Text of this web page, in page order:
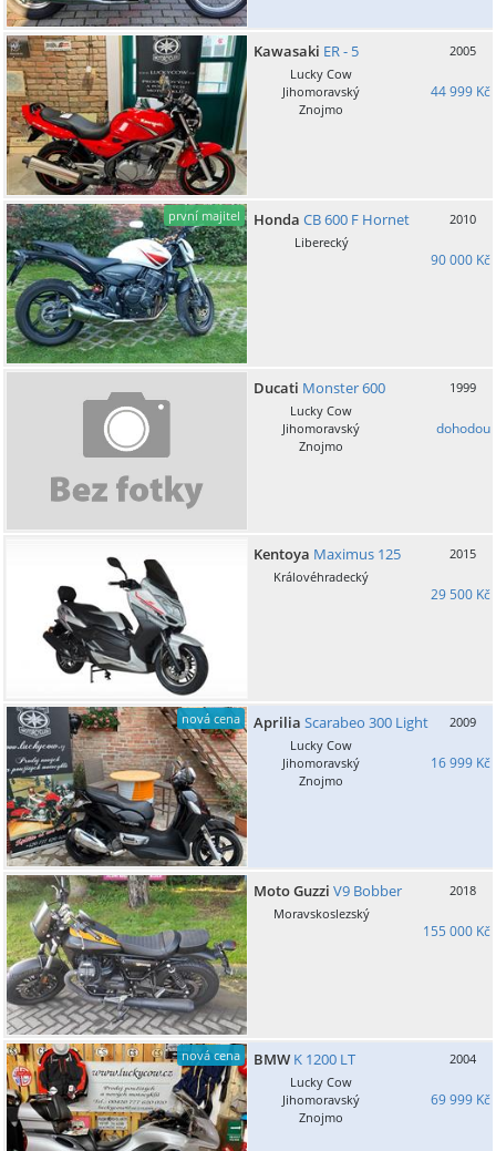
Kawasaki ER - 5
2005
Lucky Cow
Jihomoravský
Znojmo
44 999 Kč
první majitel Honda CB 600 F Hornet
2010
Liberecký
90 000 Kč
Ducati Monster 600
1999
Lucky Cow
Jihomoravský
Znojmo
dohodou
Kentoya Maximus 125
2015
Královéhradecký
29 500 Kč
nová cena Aprilia Scarabeo 300 Light
2009
Lucky Cow
Jihomoravský
Znojmo
16 999 Kč
Moto Guzzi V9 Bobber
2018
Moravskoslezský
155 000 Kč
nová cena BMW K 1200 LT
2004
Lucky Cow
Jihomoravský
Znojmo
69 999 Kč